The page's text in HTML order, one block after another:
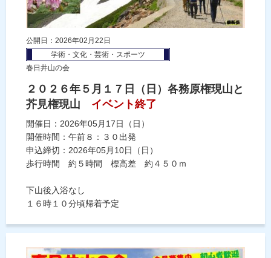
公開日：2026年02月22日
学術・文化・芸術・スポーツ
春日井山の会
２０２６年５月１７日（日）各務原権現山と
芥見権現山
イベント終了
開催日：2026年05月17日（日）
開催時間：午前８：３０出発
申込締切：2026年05月10日（日）
歩行時間 約５時間 標高差 約４５０ｍ
下山後入浴なし
１６時１０分頃帰着予定